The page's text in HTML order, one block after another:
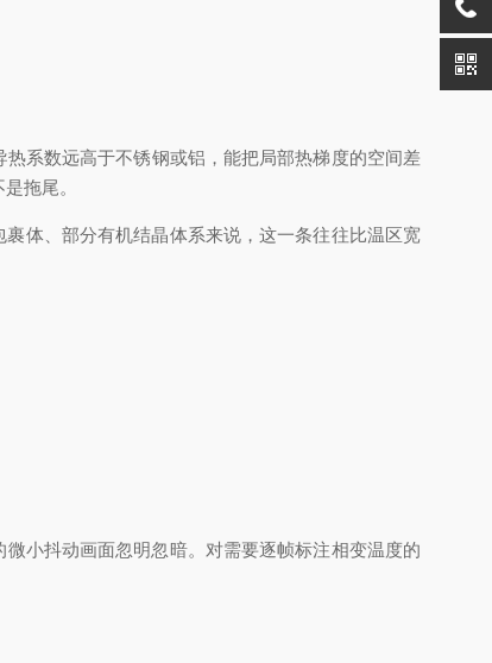
系数远高于不锈钢或铝，能把局部热梯度的空间差
拖尾。
体、部分有机结晶体系来说，这一条往往比温区宽
小抖动画面忽明忽暗。对需要逐帧标注相变温度的